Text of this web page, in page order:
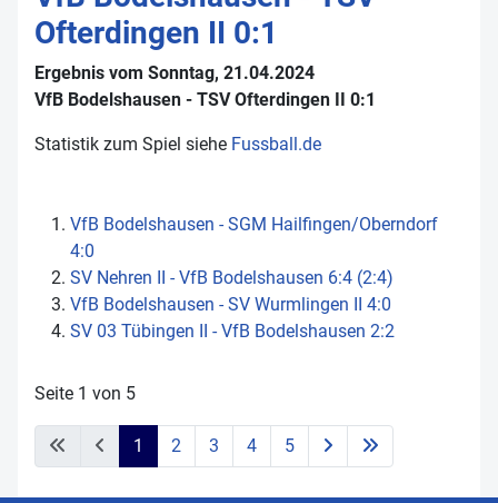
Ofterdingen II 0:1
Ergebnis vom Sonntag, 21.04.2024
VfB Bodelshausen - TSV Ofterdingen II 0:1
Statistik zum Spiel siehe Fussball.de
VfB Bodelshausen - SGM Hailfingen/​Oberndorf
4:0
SV Nehren II - VfB Bodelshausen 6:4 (2:4)
VfB Bodelshausen - SV Wurmlingen II 4:0
SV 03 Tübingen II - VfB Bodelshausen 2:2
Seite 1 von 5
1 2 3 4 5